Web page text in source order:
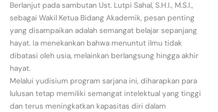
Berlanjut pada sambutan Ust. Lutpi Sahal, S.H.I., M.S.I.,
sebagai Wakil Ketua Bidang Akademik, pesan penting
yang disampaikan adalah semangat belajar sepanjang
hayat. Ia menekankan bahwa menuntut ilmu tidak
dibatasi oleh usia, melainkan berlangsung hingga akhir
hayat.
Melalui yudisium program sarjana ini, diharapkan para
lulusan tetap memiliki semangat intelektual yang tinggi
dan terus meningkatkan kapasitas diri dalam